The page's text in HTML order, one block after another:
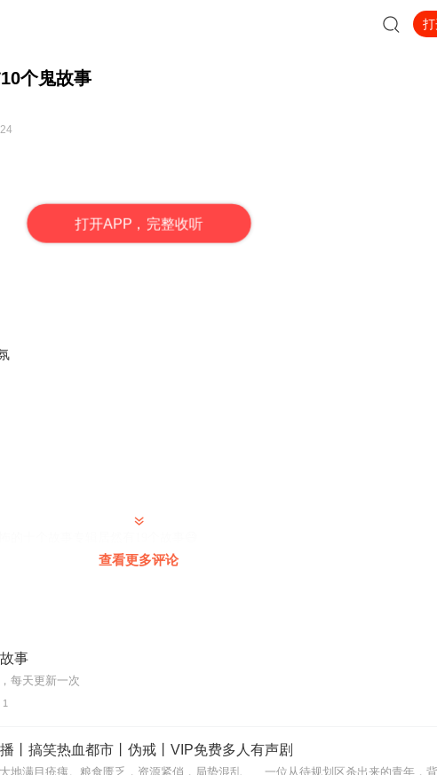
个鬼故事
打开APP，完整收听
熟悉的味道！
查看更多评论
事
每天更新一次
1
丨搞笑热血都市丨伪戒丨VIP免费多人有声剧